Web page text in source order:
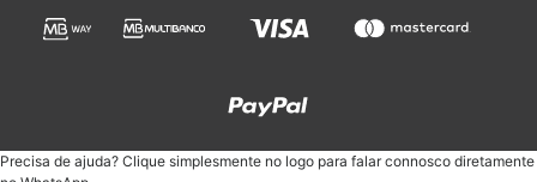
Precisa de ajuda? Clique simplesmente no logo para falar connosco diretamente